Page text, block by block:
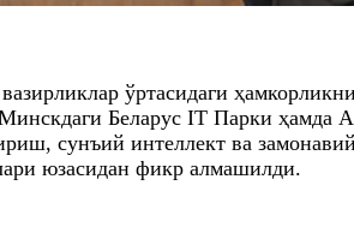
ўртасидаги
Беларус IT Парки ҳамда
сунъий интеллект ва
юзасидан фикр алмашилди.